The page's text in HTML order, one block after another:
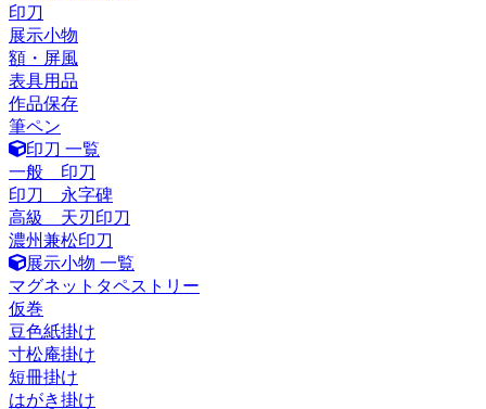
印刀
展示小物
額・屏風
表具用品
作品保存
筆ペン
印刀 一覧
一般 印刀
印刀 永字碑
高級 天刃印刀
濃州兼松印刀
展示小物 一覧
マグネットタペストリー
仮巻
豆色紙掛け
寸松庵掛け
短冊掛け
はがき掛け